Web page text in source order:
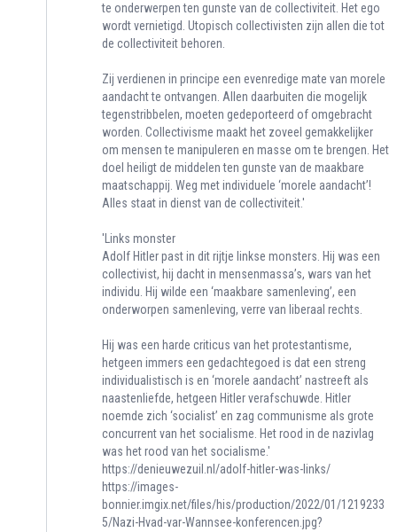
te onderwerpen ten gunste van de collectiviteit. Het ego
wordt vernietigd. Utopisch collectivisten zijn allen die tot
de collectiviteit behoren.
Zij verdienen in principe een evenredige mate van morele
aandacht te ontvangen. Allen daarbuiten die mogelijk
tegenstribbelen, moeten gedeporteerd of omgebracht
worden. Collectivisme maakt het zoveel gemakkelijker
om mensen te manipuleren en masse om te brengen. Het
doel heiligt de middelen ten gunste van de maakbare
maatschappij. Weg met individuele ‘morele aandacht’!
Alles staat in dienst van de collectiviteit.'
'Links monster
Adolf Hitler past in dit rijtje linkse monsters. Hij was een
collectivist, hij dacht in mensenmassa’s, wars van het
individu. Hij wilde een ‘maakbare samenleving’, een
onderworpen samenleving, verre van liberaal rechts.
Hij was een harde criticus van het protestantisme,
hetgeen immers een gedachtegoed is dat een streng
individualistisch is en ‘morele aandacht’ nastreeft als
naastenliefde, hetgeen Hitler verafschuwde. Hitler
noemde zich ‘socialist’ en zag communisme als grote
concurrent van het socialisme. Het rood in de nazivlag
was het rood van het socialisme.'
https://denieuwezuil.nl/adolf-hitler-was-links/
https://images-
bonnier.imgix.net/files/his/production/2022/01/1219233
5/Nazi-Hvad-var-Wannsee-konferencen.jpg?